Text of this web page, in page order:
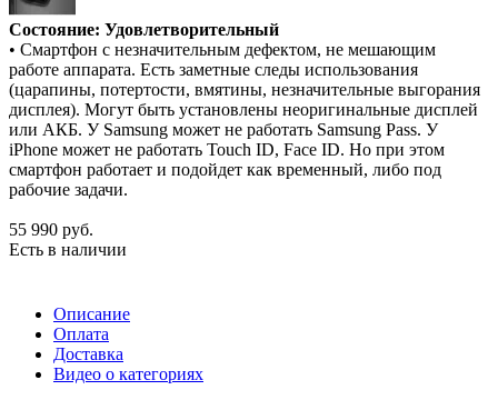
Состояние: Удовлетворительный
• Смартфон с незначительным дефектом, не мешающим
работе аппарата. Есть заметные следы использования
(царапины, потертости, вмятины, незначительные выгорания
дисплея). Могут быть установлены неоригинальные дисплей
или АКБ. У Samsung может не работать Samsung Pass. У
iPhone может не работать Touch ID, Face ID. Но при этом
смартфон работает и подойдет как временный, либо под
рабочие задачи.
55 990 руб.
Есть в наличии
Описание
Оплата
Доставка
Видео о категориях